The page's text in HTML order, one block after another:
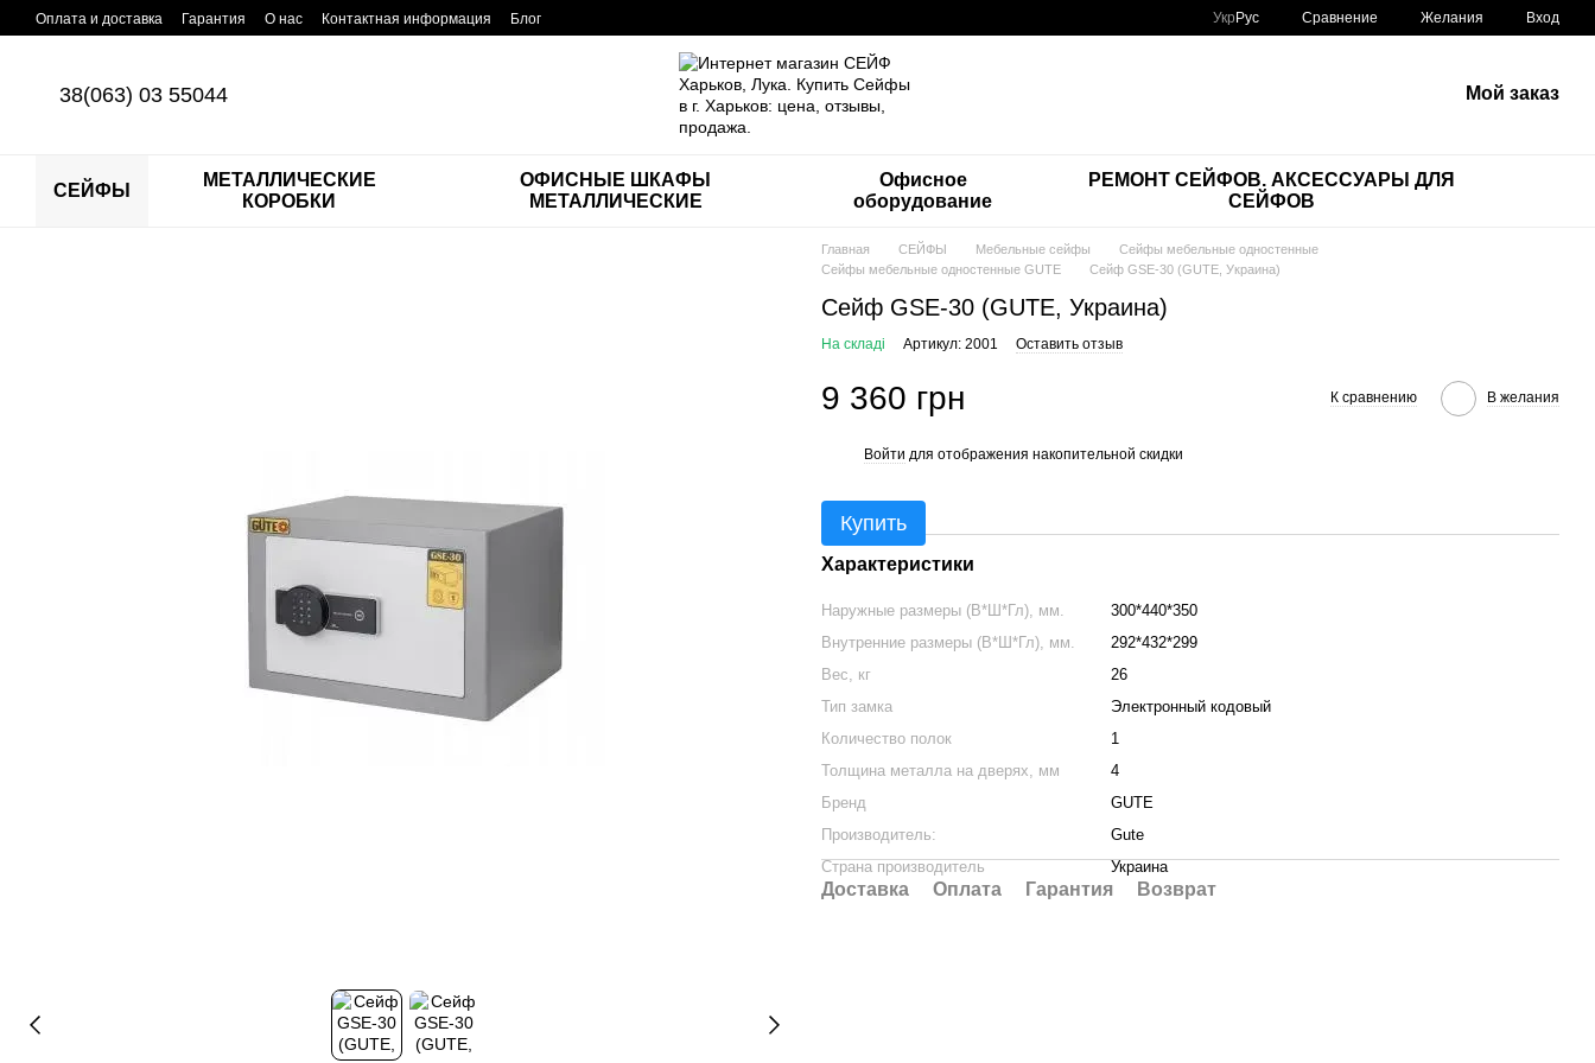
Перейти к основному контенту
Оплата и доставка Гарантия О нас Контактная информация Блог Укр Рус Сравнение Желания Вход
38(063) 03 55044 Мой заказ
СЕЙФЫ
МЕТАЛЛИЧЕСКИЕ
КОРОБКИ
ОФИСНЫЕ ШКАФЫ
МЕТАЛЛИЧЕСКИЕ
Офисное
оборудование
РЕМОНТ СЕЙФОВ. АКСЕССУАРЫ ДЛЯ
СЕЙФОВ
Главная СЕЙФЫ Мебельные сейфы
Сейфы мебельные одностенные
Сейфы мебельные одностенные GUTE
Сейф GSE-30 (GUTE, Украина)
Сейф GSE-30 (GUTE, Украина)
На складі Артикул: 2001 Оставить отзыв
9 360 грн К сравнению В желания
Войти для отображения накопительной скидки
Купить
Характеристики
Наружные размеры (В*Ш*Гл), мм.
300*440*350
Внутренние размеры (В*Ш*Гл), мм.
292*432*299
Вес, кг
26
Тип замка
Электронный кодовый
Количество полок
1
Толщина металла на дверях, мм
4
Бренд
GUTE
Производитель:
Gute
Страна производитель
Украина
Доставка Оплата Гарантия Возврат